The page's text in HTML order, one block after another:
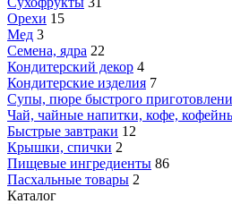
Орехи 15
Мед 3
Семена, ядра 22
Кондитерский декор 4
Кондитерские изделия 7
Супы, пюре быстрого
Чай, чайные напитки, кофе,
Быстрые завтраки 12
Крышки, спички 2
Пищевые ингредиенты 86
Пасхальные товары 2
Каталог